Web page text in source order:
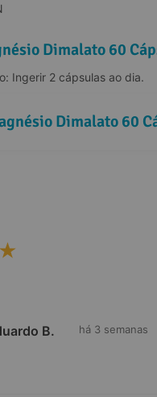
Dimalato 60
Ingerir 2 cápsulas ao dia.
Dimalato 60
B. há 3 semanas